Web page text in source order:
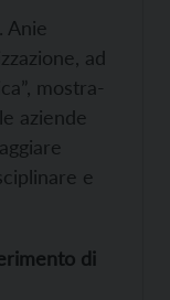
Anie
ad
mostra-
aziende
e
di